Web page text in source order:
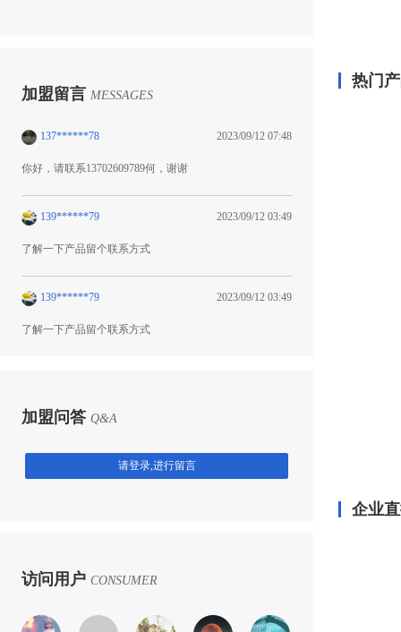
加盟留言 MESSAGES
137******78 2023/09/12 07:48
你好，请联系13702609789何，谢谢
139******79 2023/09/12 03:49
了解一下产品留个联系方式
139******79 2023/09/12 03:49
了解一下产品留个联系方式
加盟问答 Q&A
请登录,进行留言
访问用户 CONSUMER
热门
企业